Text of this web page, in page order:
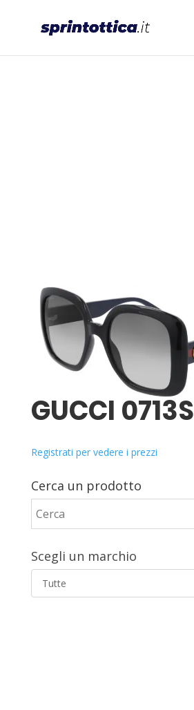
GUCCI 0713S
Registrati per vedere i prezzi
Cerca un prodotto
Scegli un marchio
Tutte